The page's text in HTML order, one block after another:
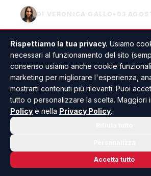
DI VERONICA GALLO • 03
Rispettiamo la tua privacy. Usiamo
necessari al funzionamento del sito
consenso usiamo anche cookie
marketing per migliorare l'esperienza,
mostrarti contenuti più rilevanti. Puoi
tutto o personalizzare la scelta. Maggiori
Policy e nella Privacy Policy.
Accetta tutto